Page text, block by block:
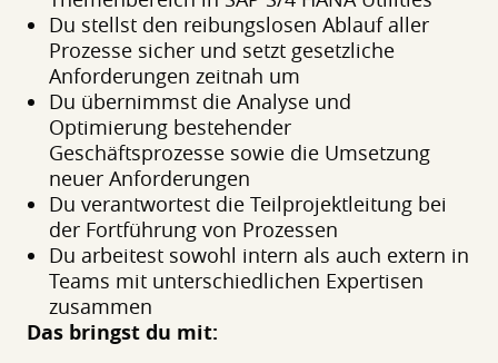
Du stellst den reibungslosen Ablauf aller
Prozesse sicher und setzt gesetzliche
Anforderungen zeitnah um
Du übernimmst die Analyse und
Optimierung bestehender
Geschäftsprozesse sowie die Umsetzung
neuer Anforderungen
Du verantwortest die Teilprojektleitung bei
der Fortführung von Prozessen
Du arbeitest sowohl intern als auch extern in
Teams mit unterschiedlichen Expertisen
zusammen
Das bringst du mit: